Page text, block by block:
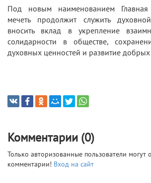
Под новым наименованием Главная
мечеть продолжит служить
вносить вклад в укрепление
солидарности в обществе,
духовных ценностей и развитие
Комментарии (0)
Только авторизованные пользователи могут
комментарии! Вход на сайт